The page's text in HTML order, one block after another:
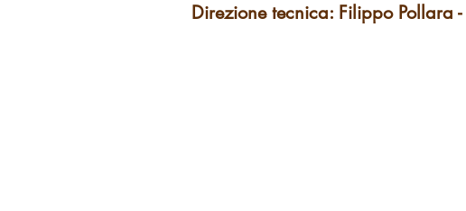
Direzione tecnica: Filippo Pollara -